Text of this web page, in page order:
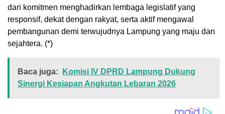
dari komitmen menghadirkan lembaga legislatif yang
responsif, dekat dengan rakyat, serta aktif mengawal
pembangunan demi terwujudnya Lampung yang maju dan
sejahtera. (*)
Baca juga:
Komisi IV DPRD Lampung Dukung
Sinergi Kesiapan Angkutan Lebaran 2026